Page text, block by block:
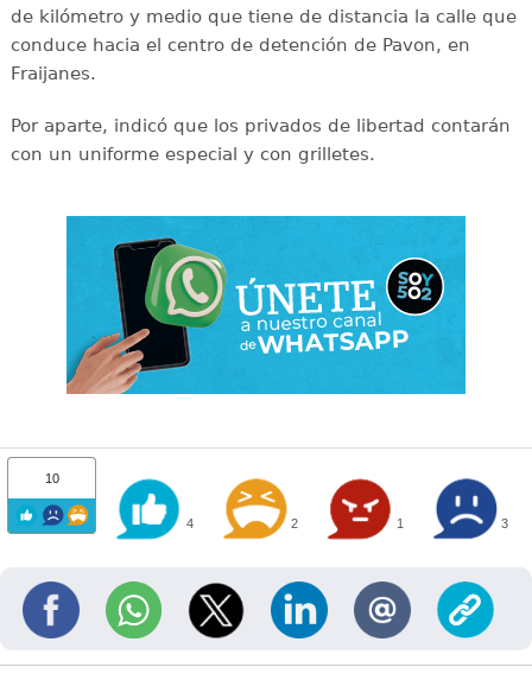
de kilómetro y medio que tiene de distancia la calle que
conduce hacia el centro de detención de Pavon, en
Fraijanes.
Por aparte, indicó que los privados de libertad contarán
con un uniforme especial y con grilletes.
10
4 2 1 3